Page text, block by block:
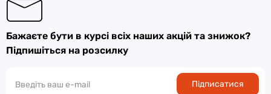
Бажаєте бути в курсі всіх наших акцій та знижок?
Підпишіться на розсилку
Підписатися